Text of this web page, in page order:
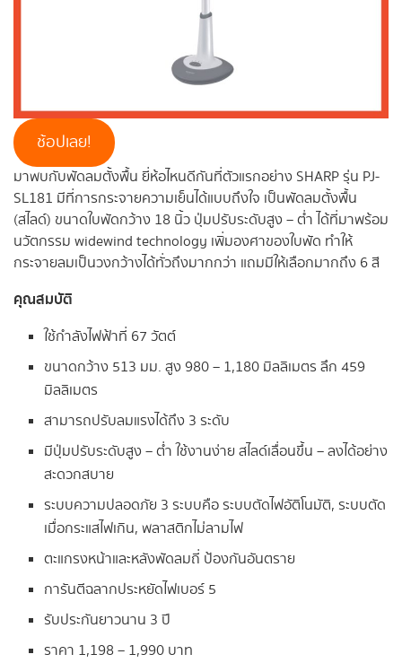
ช้อปเลย!
มาพบกับพัดลมตั้งพื้น ยี่ห้อไหนดีกันที่ตัวแรกอย่าง SHARP รุ่น PJ-
SL181 มีที่การกระจายความเย็นได้แบบถึงใจ เป็นพัดลมตั้งพื้น
(สไลด์) ขนาดใบพัดกว้าง 18 นิ้ว ปุ่มปรับระดับสูง – ต่ำ ได้ที่มาพร้อม
นวัตกรรม widewind technology เพิ่มองศาของใบพัด ทำให้
กระจายลมเป็นวงกว้างได้ทั่วถึงมากกว่า แถมมีให้เลือกมากถึง 6 สี
คุณสมบัติ
ใช้กำลังไฟฟ้าที่ 67 วัตต์
ขนาดกว้าง 513 มม. สูง 980 – 1,180 มิลลิเมตร ลึก 459
มิลลิเมตร
สามารถปรับลมแรงได้ถึง 3 ระดับ
มีปุ่มปรับระดับสูง – ต่ำ ใช้งานง่าย สไลด์เลื่อนขึ้น – ลงได้อย่าง
สะดวกสบาย
ระบบความปลอดภัย 3 ระบบคือ ระบบตัดไฟอัติโนมัติ, ระบบตัด
เมื่อกระแสไฟเกิน, พลาสติกไม่ลามไฟ
ตะแกรงหน้าและหลังพัดลมถี่ ป้องกันอันตราย
การันตีฉลากประหยัดไฟเบอร์ 5
รับประกันยาวนาน 3 ปี
ราคา 1,198 – 1,990 บาท